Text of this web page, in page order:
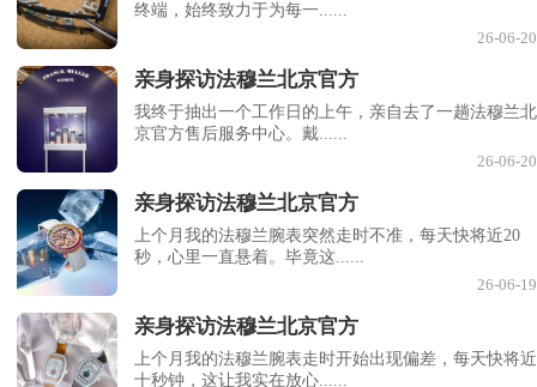
终端，始终致力于为每一......
26-06-20
亲身探访法穆兰北京官方
我终于抽出一个工作日的上午，亲自去了一趟法穆兰北
京官方售后服务中心。戴......
26-06-20
亲身探访法穆兰北京官方
上个月我的法穆兰腕表突然走时不准，每天快将近20
秒，心里一直悬着。毕竟这......
26-06-19
亲身探访法穆兰北京官方
上个月我的法穆兰腕表走时开始出现偏差，每天快将近
十秒钟，这让我实在放心......